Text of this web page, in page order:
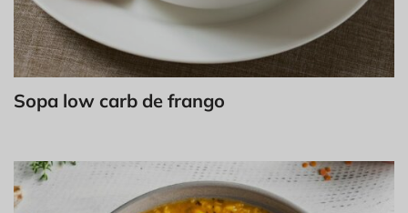
Sopa low carb de frango